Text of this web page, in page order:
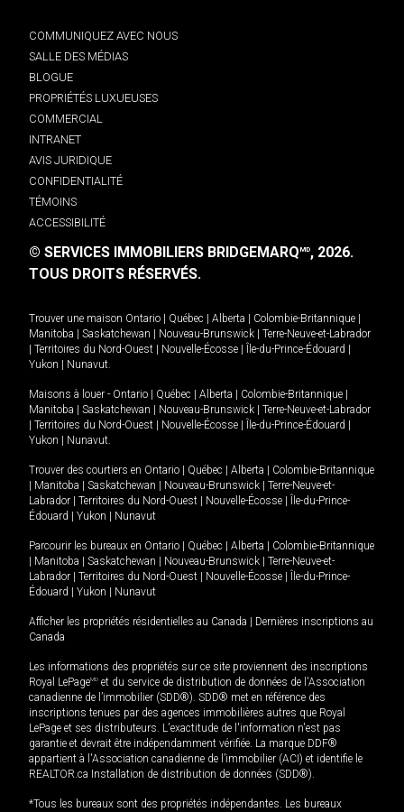
COMMUNIQUEZ AVEC NOUS
SALLE DES MÉDIAS
BLOGUE
PROPRIÉTÉS LUXUEUSES
COMMERCIAL
INTRANET
AVIS JURIDIQUE
CONFIDENTIALITÉ
TÉMOINS
ACCESSIBILITÉ
© SERVICES IMMOBILIERS BRIDGEMARQMD, 2026.
TOUS DROITS RÉSERVÉS.
Trouver une maison Ontario Québec Alberta Colombie-Britannique
Manitoba
Saskatchewan Nouveau-Brunswick
Terre-Neuve-et-Labrador
Territoires du Nord-Ouest Nouvelle-Écosse Île-du-Prince-Édouard
Yukon
Nunavut.
Maisons à louer - Ontario Québec Alberta Colombie-Britannique
Manitoba
Saskatchewan Nouveau-Brunswick
Terre-Neuve-et-Labrador
Territoires du Nord-Ouest Nouvelle-Écosse Île-du-Prince-Édouard
Yukon
Nunavut.
Trouver des courtiers en Ontario Québec Alberta
Colombie-Britannique
Manitoba Saskatchewan Nouveau-Brunswick
Terre-Neuve-et-
Labrador
Territoires du Nord-Ouest Nouvelle-Écosse
Île-du-Prince-
Édouard
Yukon Nunavut
Parcourir les bureaux en Ontario Québec Alberta
Colombie-Britannique
Manitoba Saskatchewan Nouveau-Brunswick
Terre-Neuve-et-
Labrador
Territoires du Nord-Ouest Nouvelle-Écosse
Île-du-Prince-
Édouard
Yukon Nunavut
Afficher les propriétés résidentielles au Canada
Dernières inscriptions au
Canada
Les informations des propriétés sur ce site proviennent des inscriptions
Royal LePageMD et du service de distribution de données de l'Association
canadienne de l’immobilier (SDD®). SDD® met en référence des
inscriptions tenues par des agences immobilières autres que Royal
LePage et ses distributeurs. L'exactitude de l'information n'est pas
garantie et devrait être indépendamment vérifiée. La marque DDF®
appartient à l'Association canadienne de l’immobilier (ACI) et identifie le
REALTOR.ca Installation de distribution de données (SDD®).
*Tous les bureaux sont des propriétés indépendantes. Les bureaux